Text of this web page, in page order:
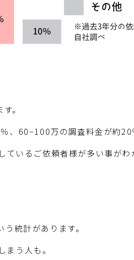
。
60−100万の調査料金が約20
いるご依頼者様が多い事がわ
統計があります。
う人も。